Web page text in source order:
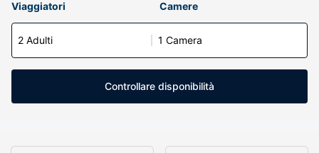
Viaggiatori Camere
2 Adulti 1 Camera
Controllare disponibilità